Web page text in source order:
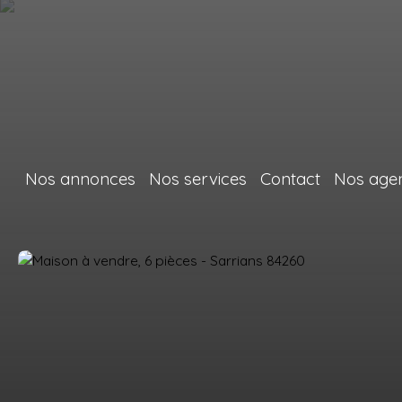
Nos annonces Nos services Contact Nos